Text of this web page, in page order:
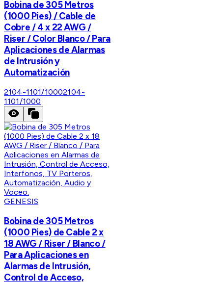
Bobina de 305 Metros
(1000 Pies) / Cable de
Cobre / 4 x 22 AWG /
Riser / Color Blanco / Para
Aplicaciones de Alarmas
de Intrusión y
Automatización
2104-1101/10002104-
1101/1000
GENESIS
Bobina de 305 Metros
(1000 Pies) de Cable 2 x
18 AWG / Riser / Blanco /
Para Aplicaciones en
Alarmas de Intrusión,
Control de Acceso,